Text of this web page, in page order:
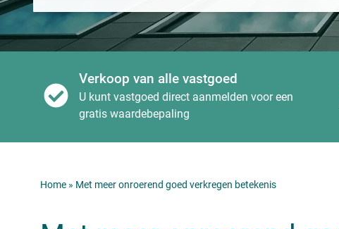
Verkoop van alle vastgoed
U kunt vastgoed direct aanmelden voor een
gratis waardebepaling
Home » Met meer onroerend goed verkregen betekenis